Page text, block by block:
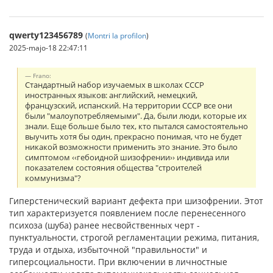
qwerty123456789 (Montri la profilon)
2025-majo-18 22:47:11
Frano:
Стандартный набор изучаемых в школах СССР
иностранных языков: английский, немецкий,
французский, испанский. На территории СССР все они
были "малоупотребляемыми". Да, были люди, которые их
знали. Еще больше было тех, кто пытался самостоятельно
выучить хотя бы один, прекрасно понимая, что не будет
никакой возможности применить это знание. Это было
симптомом ‹‹гебоидной шизофрении›› индивида или
показателем состояния общества "строителей
коммунизма"?
Гиперстенический вариант дефекта при шизофрении. Этот
тип харак­теризуется появлением после перенесенного
психоза (шуба) ранее несвойственных черт -
пунктуальности, строгой регла­ментации режима, питания,
труда и отдыха, избыточной "пра­вильности" и
гиперсоциальности. При включении в лич­ностные